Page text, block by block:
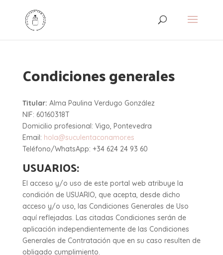
Condiciones generales
Titular: Alma Paulina Verdugo González
NIF: 60160318T
Domicilio profesional: Vigo, Pontevedra
Email: hola@suculentaconamor.es
Teléfono/WhatsApp: +34 624 24 93 60
USUARIOS:
El acceso y/o uso de este portal web atribuye la
condición de USUARIO, que acepta, desde dicho
acceso y/o uso, las Condiciones Generales de Uso
aquí reflejadas. Las citadas Condiciones serán de
aplicación independientemente de las Condiciones
Generales de Contratación que en su caso resulten de
obligado cumplimiento.